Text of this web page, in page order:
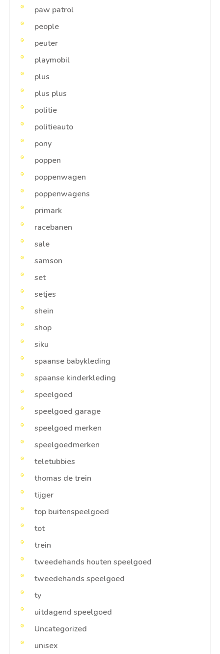
paw patrol
people
peuter
playmobil
plus
plus plus
politie
politieauto
pony
poppen
poppenwagen
poppenwagens
primark
racebanen
sale
samson
set
setjes
shein
shop
siku
spaanse babykleding
spaanse kinderkleding
speelgoed
speelgoed garage
speelgoed merken
speelgoedmerken
teletubbies
thomas de trein
tijger
top buitenspeelgoed
tot
trein
tweedehands houten speelgoed
tweedehands speelgoed
ty
uitdagend speelgoed
Uncategorized
unisex